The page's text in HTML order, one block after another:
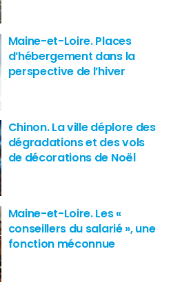
Maine-et-Loire. Places
d’hébergement dans la
perspective de l’hiver
Chinon. La ville déplore des
dégradations et des vols
de décorations de Noël
Maine-et-Loire. Les «
conseillers du salarié », une
fonction méconnue